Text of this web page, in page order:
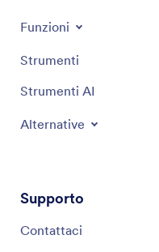
Funzioni
Strumenti
Strumenti AI
Alternative
Supporto
Contattaci